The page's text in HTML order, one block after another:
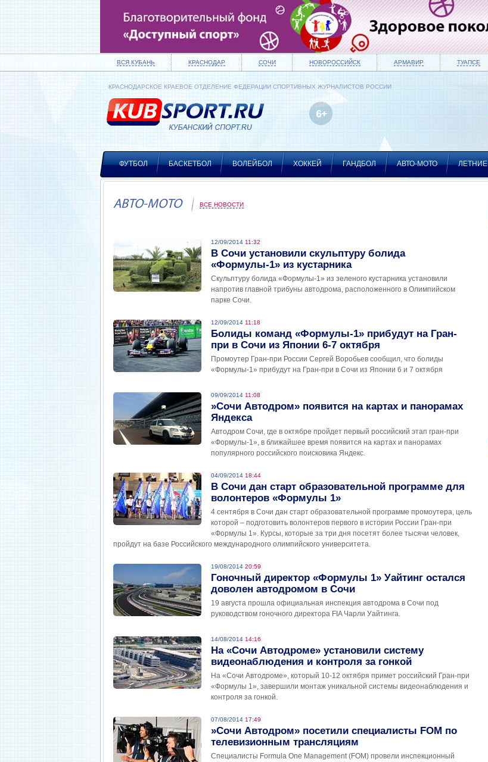
ВСЯ КУБАНЬ КРАСНОДАР СОЧИ НОВОРОССИЙСК АРМАВИР ТУАПСЕ
КРАСНОДАРСКОЕ КРАЕВОЕ ОТДЕЛЕНИЕ ФЕДЕРАЦИИ СПОРТИВНЫХ ЖУРНАЛИСТОВ РОССИИ
ФУТБОЛ БАСКЕТБОЛ ВОЛЕЙБОЛ ХОККЕЙ ГАНДБОЛ АВТО-МОТО ЛЕТНИЕ
АВТО-МОТО ВСЕ НОВОСТИ
12/09/2014 11:32
В Сочи установили скульптуру болида
«Формулы-1» из кустарника
Скульптуру болида «Формулы-1» из зеленого кустарника установили
напротив главной трибуны автодрома, расположенного в Олимпийском
парке Сочи.
12/09/2014 11:18
Болиды команд «Формулы-1» прибудут на Гран-
при в Сочи из Японии 6-7 октября
Промоутер Гран-при России Сергей Воробьев сообщил, что болиды
«Формулы-1» прибудут на Гран-при в Сочи из Японии 6 и 7 октября
09/09/2014 11:08
»Сочи Автодром» появится на картах и панорамах
Яндекса
Автодром Сочи, где в октябре пройдет первый российский этап гран-при
«Формулы-1», в ближайшее время появится на картах и панорамах
популярного российского поисковика Яндекс.
04/09/2014 18:44
В Сочи дан старт образовательной программе для
волонтеров «Формулы 1»
4 сентября в Сочи дан старт образовательной программе промоутера, цель
которой – подготовить волонтеров первого в истории России Гран-при
«Формулы 1». Курсы, которые за три дня посетят более тысячи человек,
пройдут на базе Российского международного олимпийского университета.
19/08/2014 20:59
Гоночный директор «Формулы 1» Уайтинг остался
доволен автодромом в Сочи
19 августа прошла официальная инспекция автодрома в Сочи под
руководством гоночного директора FIA Чарли Уайтинга.
14/08/2014 14:16
На «Сочи Автодроме» установили систему
видеонаблюдения и контроля за гонкой
На «Сочи Автодроме», который 10-12 октября примет российский Гран-при
«Формулы 1», завершили монтаж уникальной системы видеонаблюдения и
контроля за гонкой.
07/08/2014 17:49
»Сочи Автодром» посетили специалисты FOM по
телевизионным трансляциям
Специалисты Formula One Management (FOM) провели инспекционный